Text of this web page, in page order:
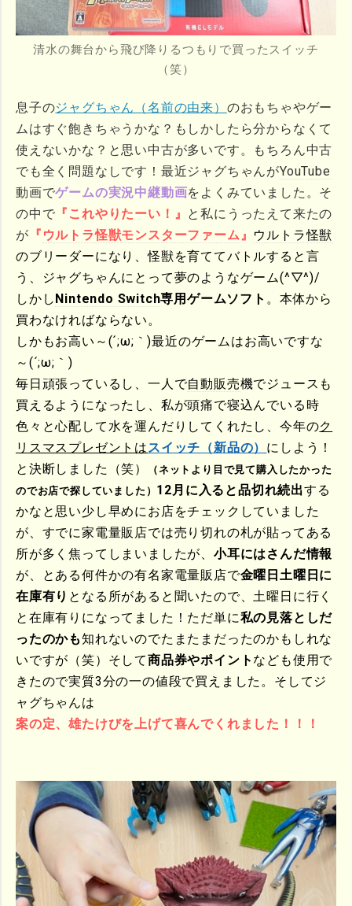
清水の舞台から飛び降りるつもりで買ったスイッチ
（笑）
息子のジャグちゃん（名前の由来） のおもちゃやゲー
ムはすぐ飽きちゃうかな？もしかしたら分からなくて
使えないかな？と思い中古が多いです。もちろん中古
でも全く問題なしです！最近ジャグちゃんがYouTube
動画でゲームの実況中継動画をよくみていました。そ
の中で 『これやりたーい！』 と私にうったえて来たの
が 『 ウルトラ怪獣モンスターファーム』 ウルトラ怪獣
のブリーダーになり、怪獣を育ててバトルすると言
う、ジャグちゃんにとって夢のようなゲーム(^▽^)/
しかし Nintendo Switch専用ゲームソフト 。本体から
買わなければならない。
しかもお高い～(´;ω;｀)最近のゲームはお高いですな
～(´;ω;｀)
毎日頑張っているし、一人で自動販売機でジュースも
買えるようになったし、私が頭痛で寝込んでいる時
色々と心配して水を運んだりしてくれたし、今年のク
リスマスプレゼントはスイッチ（新品の） にしよう！
と決断しました（笑）
（ネットより目で見て購入したかった
のでお店で探していました） 12月に入ると品切れ続出する
かなと思い少し早めにお店をチェックしていました
が、すでに家電量販店では売り切れの札が貼ってある
所が多く焦ってしまいましたが、 小耳にはさんだ情報
が、とある何件かの有名家電量販店で金曜日土曜日に
在庫有り となる所があると聞いたので、土曜日に行く
と在庫有りになってました！ただ単に私の見落としだ
ったのかも知れないのでたまたまだったのかもしれな
いですが（笑）そして商品券やポイント なども使用で
きたので実質3分の一の値段で買えました。そしてジ
ャグちゃんは
案の定、雄たけびを上げて喜んでくれました！！！